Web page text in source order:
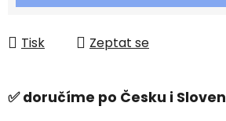
Tisk Zeptat se
✅ doručíme po Česku i